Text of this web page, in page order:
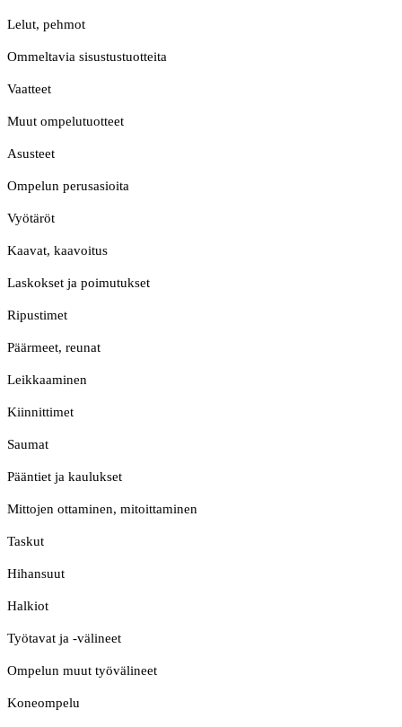
Lelut, pehmot
Ommeltavia sisustustuotteita
Vaatteet
Muut ompelutuotteet
Asusteet
Ompelun perusasioita
Vyötäröt
Kaavat, kaavoitus
Laskokset ja poimutukset
Ripustimet
Päärmeet, reunat
Leikkaaminen
Kiinnittimet
Saumat
Pääntiet ja kaulukset
Mittojen ottaminen, mitoittaminen
Taskut
Hihansuut
Halkiot
Työtavat ja -välineet
Ompelun muut työvälineet
Koneompelu